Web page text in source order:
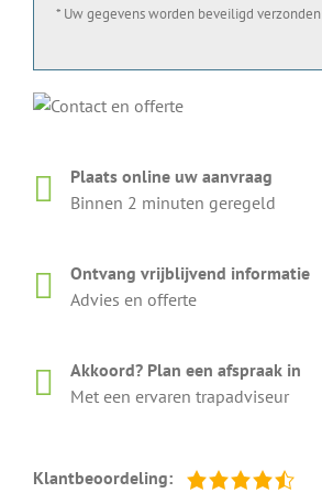
* Uw gegevens worden beveiligd verzonden
Plaats online uw aanvraag
Binnen 2 minuten geregeld
Ontvang vrijblijvend informatie
Advies en offerte
Akkoord? Plan een afspraak in
Met een ervaren trapadviseur
Klantbeoordeling: